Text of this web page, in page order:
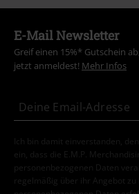
E-Mail Newsletter
Greif einen 15%* Gutschein
jetzt anmeldest! Mehr Infos
Ich bin damit einverstanden,
ein, dass die E.M.P.
personenbezogenen Daten
regelmäßig über ihr Angebot